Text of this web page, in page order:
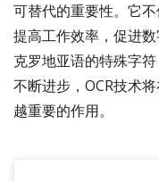
可替代的重要性。它
提高工作效率，促进
克罗地亚语的特殊字
不断进步，OCR技术
越重要的作用。